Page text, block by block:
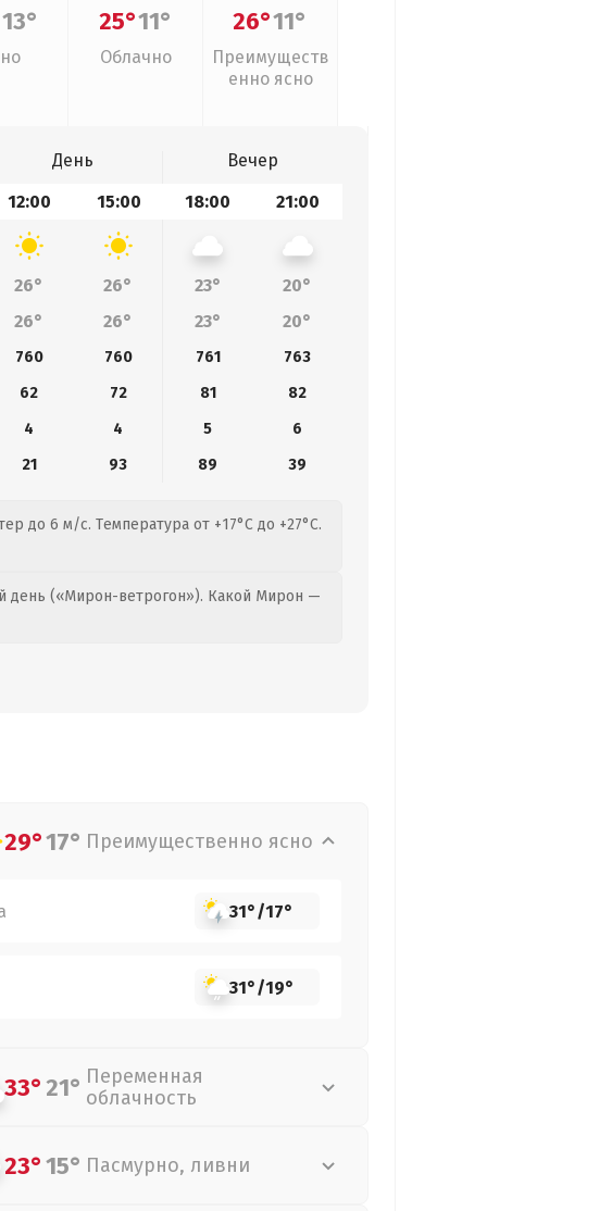
13° 25°11°
Облачно
26°11°
Преимуществ
енно ясно
День
Вечер
12:00 15:00 18:00 21:00
26° 26° 23°
20°
26° 26° 23° 20°
760 760 761
763
62 72 81
82
4 4 5
6
21 93 89 39
до 6 м/с. Температура от +17°C до +27°C.
день («Мирон-ветрогон»). Какой Мирон —
29°17° Преимущественно ясно
31°/17°
31°/19°
33°21° Переменная
облачность
23°15° Пасмурно, ливни